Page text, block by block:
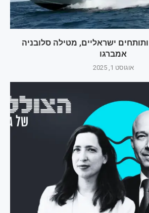
ישראליים, מטילה סלובניה
אמברגו
אוגוסט 1, 2025